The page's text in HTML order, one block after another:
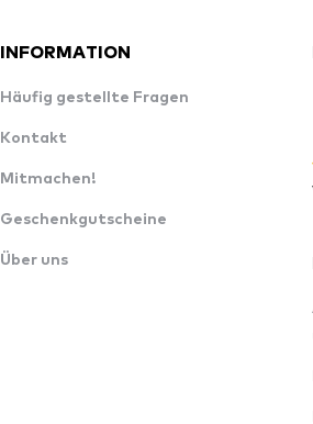
INFORMATION
Häufig gestellte Fragen
Kontakt
Mitmachen!
Geschenkgutscheine
Über uns